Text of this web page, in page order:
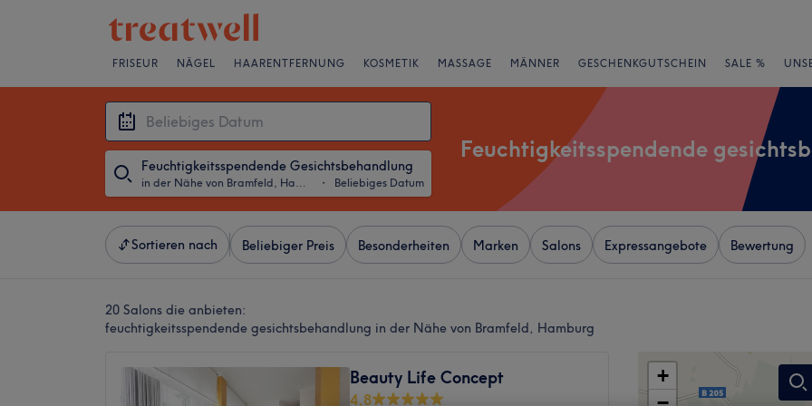
FRISEUR NÄGEL HAARENTFERNUNG KOSMETIK MASSAGE MÄNNER GESCHENKGUTSCHEIN SALE %
Feuchtigkeitsspendende Gesichtsbehandlung
in der Nähe von Bramfeld, Hamburg ・ Beliebiges Datum
Feuchtigkeitsspendende
Sortieren nach Beliebiger Preis Besonderheiten Marken Salons Expressangebote Bewertung
20 Salons die anbieten:
feuchtigkeitsspendende gesichtsbehandlung in der Nähe von Bramfeld, Hamburg
Beauty Life Concept
4,8
+